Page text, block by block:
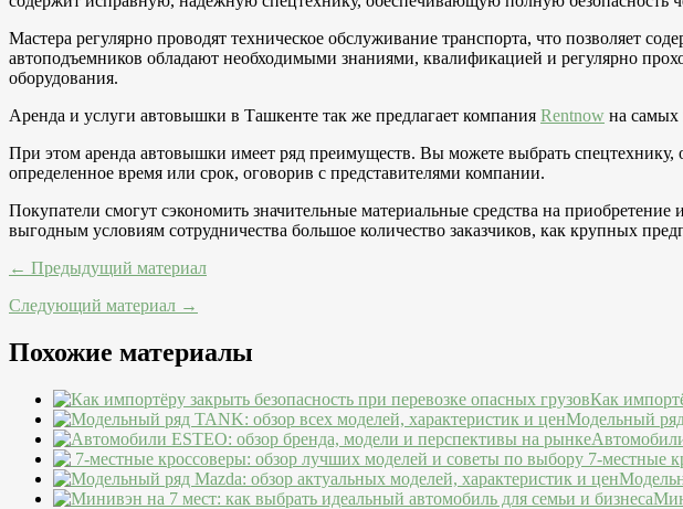
Мастера регулярно проводят техническое обслуживание транспорта, что позволяет
автоподъемников обладают необходимыми знаниями, квалификацией и регулярно
оборудования.
Аренда и услуги автовышки в Ташкенте так же предлагает компания Rentnow на самых
При этом аренда автовышки имеет ряд преимуществ. Вы можете выбрать
определенное время или срок, оговорив с представителями компании.
Покупатели смогут сэкономить значительные материальные средства на
выгодным условиям сотрудничества большое количество заказчиков, как крупных
← Предыдущий материал
Следующий материал →
Похожие материалы
Как
Модельный
7-местные